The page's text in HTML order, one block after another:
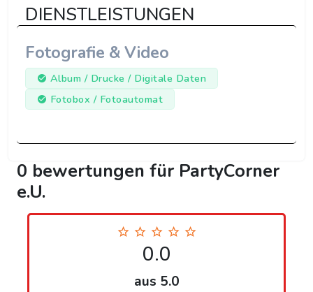
DIENSTLEISTUNGEN
Fotografie & Video
Album / Drucke / Digitale Daten
Fotobox / Fotoautomat
0 bewertungen für PartyCorner
e.U.
0.0
aus 5.0